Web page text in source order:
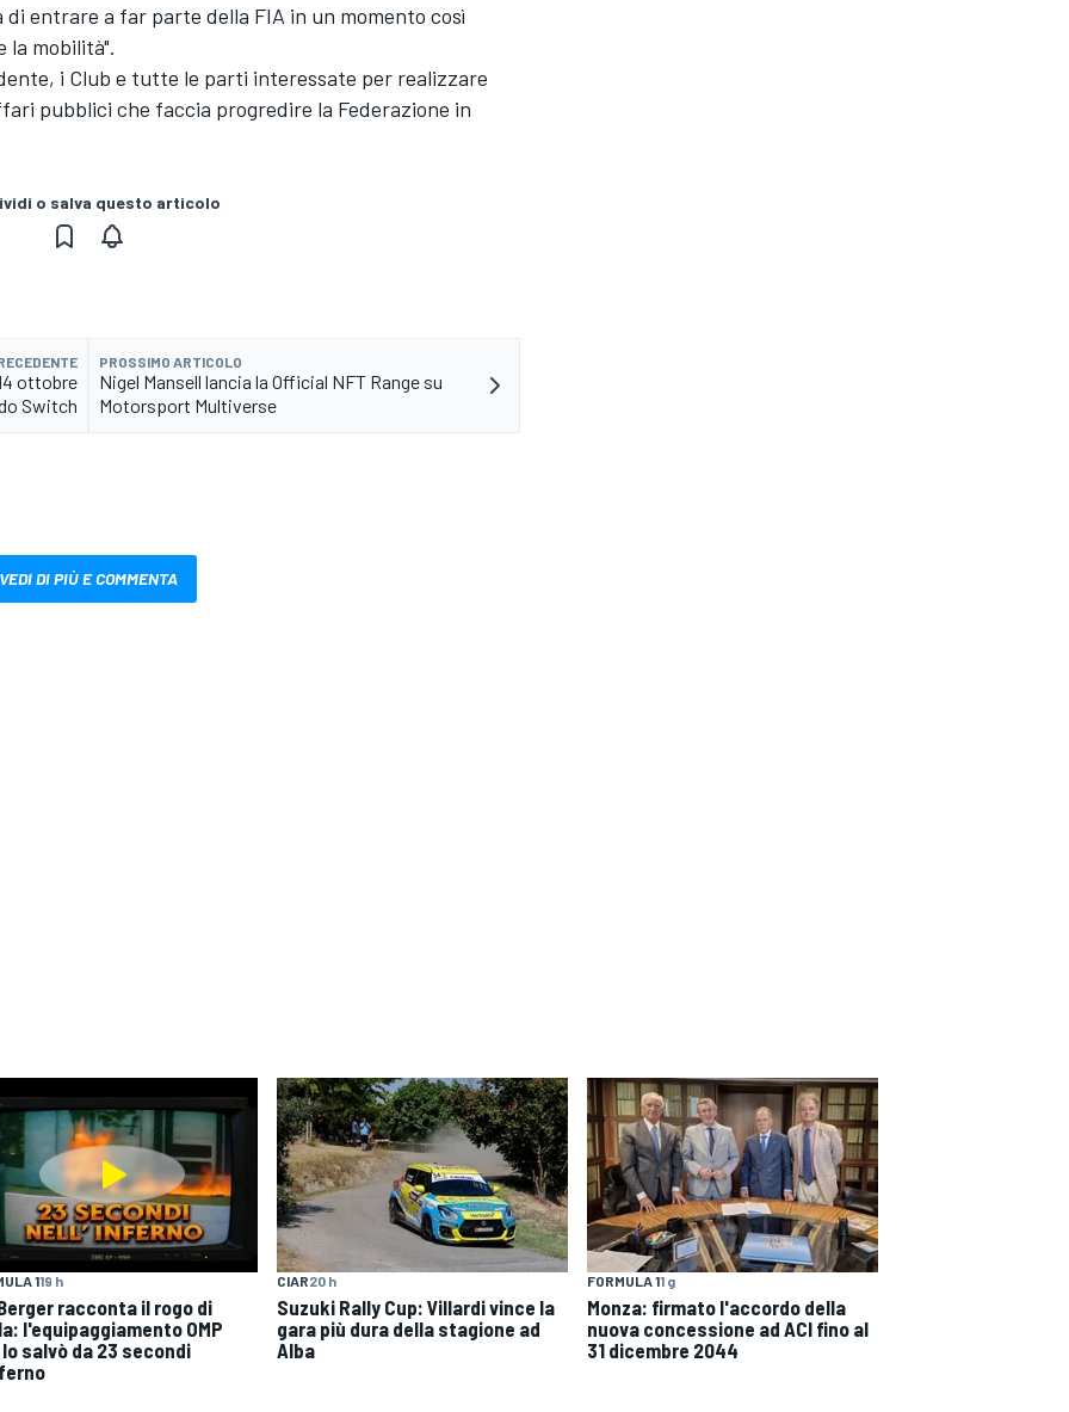
entrare a far parte della FIA in un momento così
la mobilità".
i Club e tutte le parti interessate per realizzare
pubblici che faccia progredire la Federazione in
o salva questo articolo
ottobre
Switch
PROSSIMO ARTICOLO
Nigel Mansell lancia la Official NFT Range su
Motorsport Multiverse
VEDI DI PIÙ E COMMENTA
119 h
Berger racconta il rogo di
l'equipaggiamento OMP
salvò da 23 secondi
CIAR20 h
Suzuki Rally Cup: Villardi vince la
gara più dura della stagione ad
Alba
FORMULA 11 g
Monza: firmato l'accordo della
nuova concessione ad ACI fino al
31 dicembre 2044